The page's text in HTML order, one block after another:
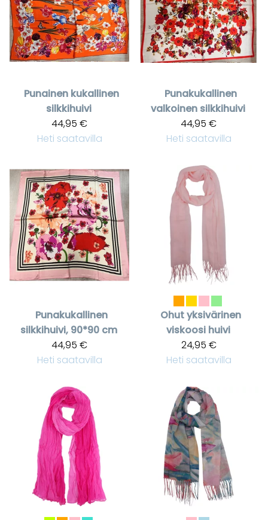
Punainen kukallinen
silkkihuivi
44,95 €
Heti saatavilla
Punakukallinen
valkoinen silkkihuivi
44,95 €
Heti saatavilla
Punakukallinen
silkkihuivi, 90*90 cm
44,95 €
Heti saatavilla
Ohut yksivärinen
viskoosi huivi
24,95 €
Heti saatavilla